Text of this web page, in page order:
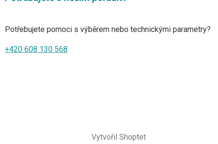
Potřebujete pomoci s výběrem nebo technickými parametry?
+420 608 130 568
Vytvořil Shoptet